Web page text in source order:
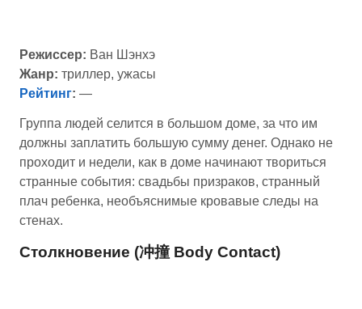
Режиссер: Ван Шэнхэ
Жанр: триллер, ужасы
Рейтинг: —
Группа людей селится в большом доме, за что им
должны заплатить большую сумму денег. Однако не
проходит и недели, как в доме начинают твориться
странные события: свадьбы призраков, странный
плач ребенка, необъяснимые кровавые следы на
стенах.
Столкновение (冲撞 Body Contact)